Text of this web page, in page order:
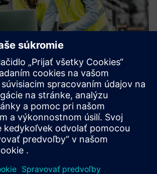
generácie (VNGFW) poháňaný AI na
a používateľov vo fyzickom,
cloudovom prostredí.